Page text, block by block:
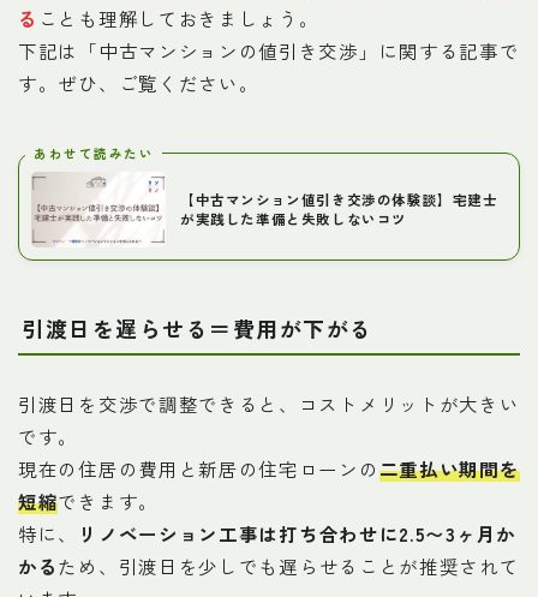
Follow Me
る ことも理解しておきましょう。
下記は「中古マンションの値引き交渉」に関する記事で
す。ぜひ、ご覧ください。
あわせて読みたい
【中古マンション値引き交渉の体験談】宅建士
が実践した準備と失敗しないコツ
引渡日を遅らせる＝費用が下がる
引渡日を交渉で調整できると、コストメリットが大きい
です。
現在の住居の費用と新居の住宅ローンの二重払い期間を
短縮できます。
特に、
リノベーション工事は打ち合わせに2.5〜3ヶ月か
かるため、引渡日を少しでも遅らせることが推奨されて